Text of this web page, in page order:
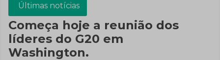
Últimas notícias
Começa hoje a reunião dos
líderes do G20 em
Washington.